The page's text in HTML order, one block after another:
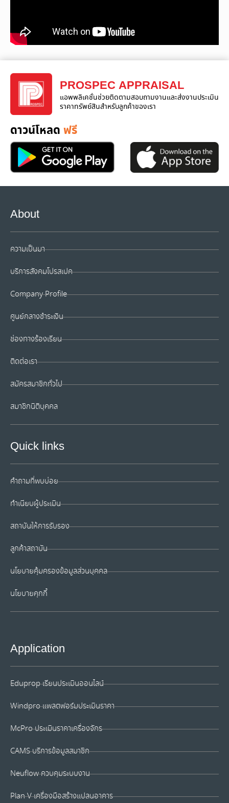
PROSPEC APPRAISAL
แอพพลิเคชั่นช่วยติดตามสอบถามงานและส่งงานประเมิน
ราคาทรัพย์สินสำหรับลูกค้าของเรา
ดาวน์โหลด ฟรี
About
ความเป็นมา
บริการสังคมโปรสเปค
Company Profile
ศูนย์กลางชำระเงิน
ช่องทางร้องเรียน
ติดต่อเรา
สมัครสมาชิกทั่วไป
สมาชิกนิติบุคคล
Quick links
คำถามที่พบบ่อย
ทำเนียบผู้ประเมิน
สถาบันให้การรับรอง
ลูกค้าสถาบัน
นโยบายคุ้มครองข้อมูลส่วนบุคคล
นโยบายคุกกี้
Application
Eduprop เรียนประเมินออนไลน์
Windpro แพลตฟอร์มประเมินราคา
McPro ประเมินราคาเครื่องจักร
CAMS บริการข้อมูลสมาชิก
Neuflow ควบคุมระบบงาน
Plan V เครื่องมือสร้างแปลนอาคาร